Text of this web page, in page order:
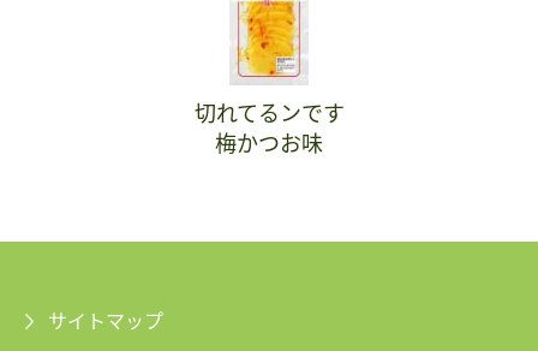
切れてるンです
梅かつお味
サイトマップ